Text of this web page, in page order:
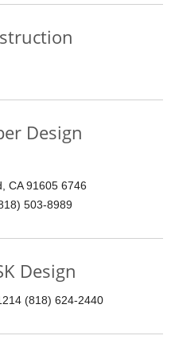
Design
CA 91605 6746
503-8989
Design
(818) 624-2440